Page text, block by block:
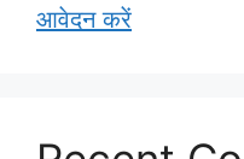
आवेदन करें